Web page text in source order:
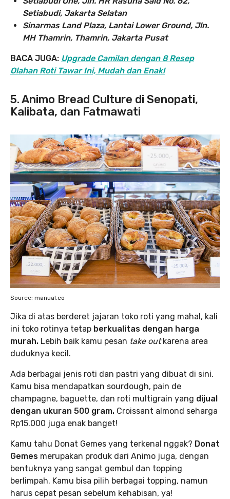
Setiabudi, Jakarta Selatan
Sinarmas Land Plaza, Lantai Lower Ground, Jln.
MH Thamrin, Thamrin, Jakarta Pusat
BACA JUGA: Upgrade Camilan dengan 8 Resep
Olahan Roti Tawar Ini, Mudah dan Enak!
5. Animo Bread Culture di Senopati,
Kalibata, dan Fatmawati
Source: manual.co
Jika di atas berderet jajaran toko roti yang mahal, kali
ini toko rotinya tetap berkualitas dengan harga
murah. Lebih baik kamu pesan take outkarena area
duduknya kecil.
Ada berbagai jenis roti dan pastri yang dibuat di sini.
Kamu bisa mendapatkan sourdough, pain de
champagne, baguette, dan roti multigrain yang dijual
dengan ukuran 500 gram. Croissant almond seharga
Rp15.000 juga enak banget!
Kamu tahu Donat Gemes yang terkenal nggak? Donat
Gemes merupakan produk dari Animo juga, dengan
bentuknya yang sangat gembul dan topping
berlimpah. Kamu bisa pilih berbagai topping, namun
harus cepat pesan sebelum kehabisan, ya!